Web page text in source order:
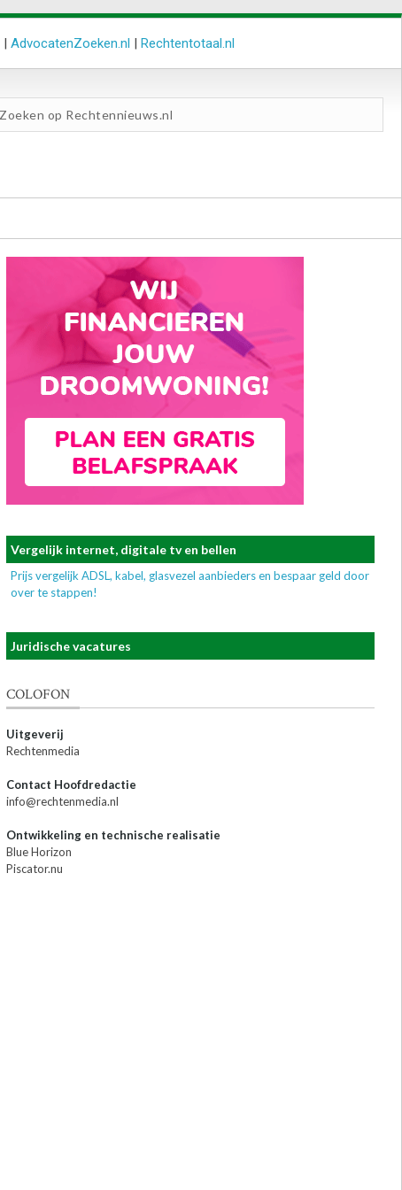
| AdvocatenZoeken.nl | Rechtentotaal.nl
Vergelijk internet, digitale tv en bellen
Prijs vergelijk ADSL, kabel, glasvezel aanbieders en bespaar geld door
over te stappen!
Juridische vacatures
COLOFON
Uitgeverij
Rechtenmedia
Contact Hoofdredactie
info@rechtenmedia.nl
Ontwikkeling en technische realisatie
Blue Horizon
Piscator.nu